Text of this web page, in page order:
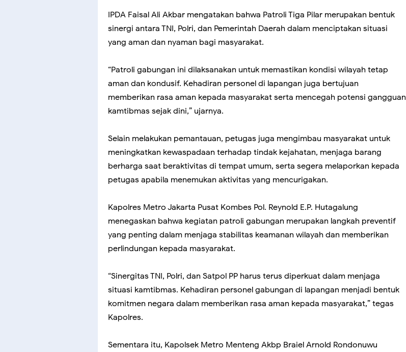
IPDA Faisal Ali Akbar mengatakan bahwa Patroli Tiga Pilar merupakan bentuk
sinergi antara TNI, Polri, dan Pemerintah Daerah dalam menciptakan situasi
yang aman dan nyaman bagi masyarakat.
“Patroli gabungan ini dilaksanakan untuk memastikan kondisi wilayah tetap
aman dan kondusif. Kehadiran personel di lapangan juga bertujuan
memberikan rasa aman kepada masyarakat serta mencegah potensi gangguan
kamtibmas sejak dini,” ujarnya.
Selain melakukan pemantauan, petugas juga mengimbau masyarakat untuk
meningkatkan kewaspadaan terhadap tindak kejahatan, menjaga barang
berharga saat beraktivitas di tempat umum, serta segera melaporkan kepada
petugas apabila menemukan aktivitas yang mencurigakan.
Kapolres Metro Jakarta Pusat Kombes Pol. Reynold E.P. Hutagalung
menegaskan bahwa kegiatan patroli gabungan merupakan langkah preventif
yang penting dalam menjaga stabilitas keamanan wilayah dan memberikan
perlindungan kepada masyarakat.
“Sinergitas TNI, Polri, dan Satpol PP harus terus diperkuat dalam menjaga
situasi kamtibmas. Kehadiran personel gabungan di lapangan menjadi bentuk
komitmen negara dalam memberikan rasa aman kepada masyarakat,” tegas
Kapolres.
Sementara itu, Kapolsek Metro Menteng Akbp Braiel Arnold Rondonuwu